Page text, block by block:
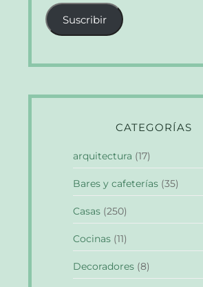
correo
electrónico
Suscribir
CATEGORÍAS
arquitectura (17)
Bares y cafeterías (35)
Casas (250)
Cocinas (11)
Decoradores (8)